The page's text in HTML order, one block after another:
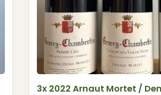
3x 2022 Arnaut Mortet /